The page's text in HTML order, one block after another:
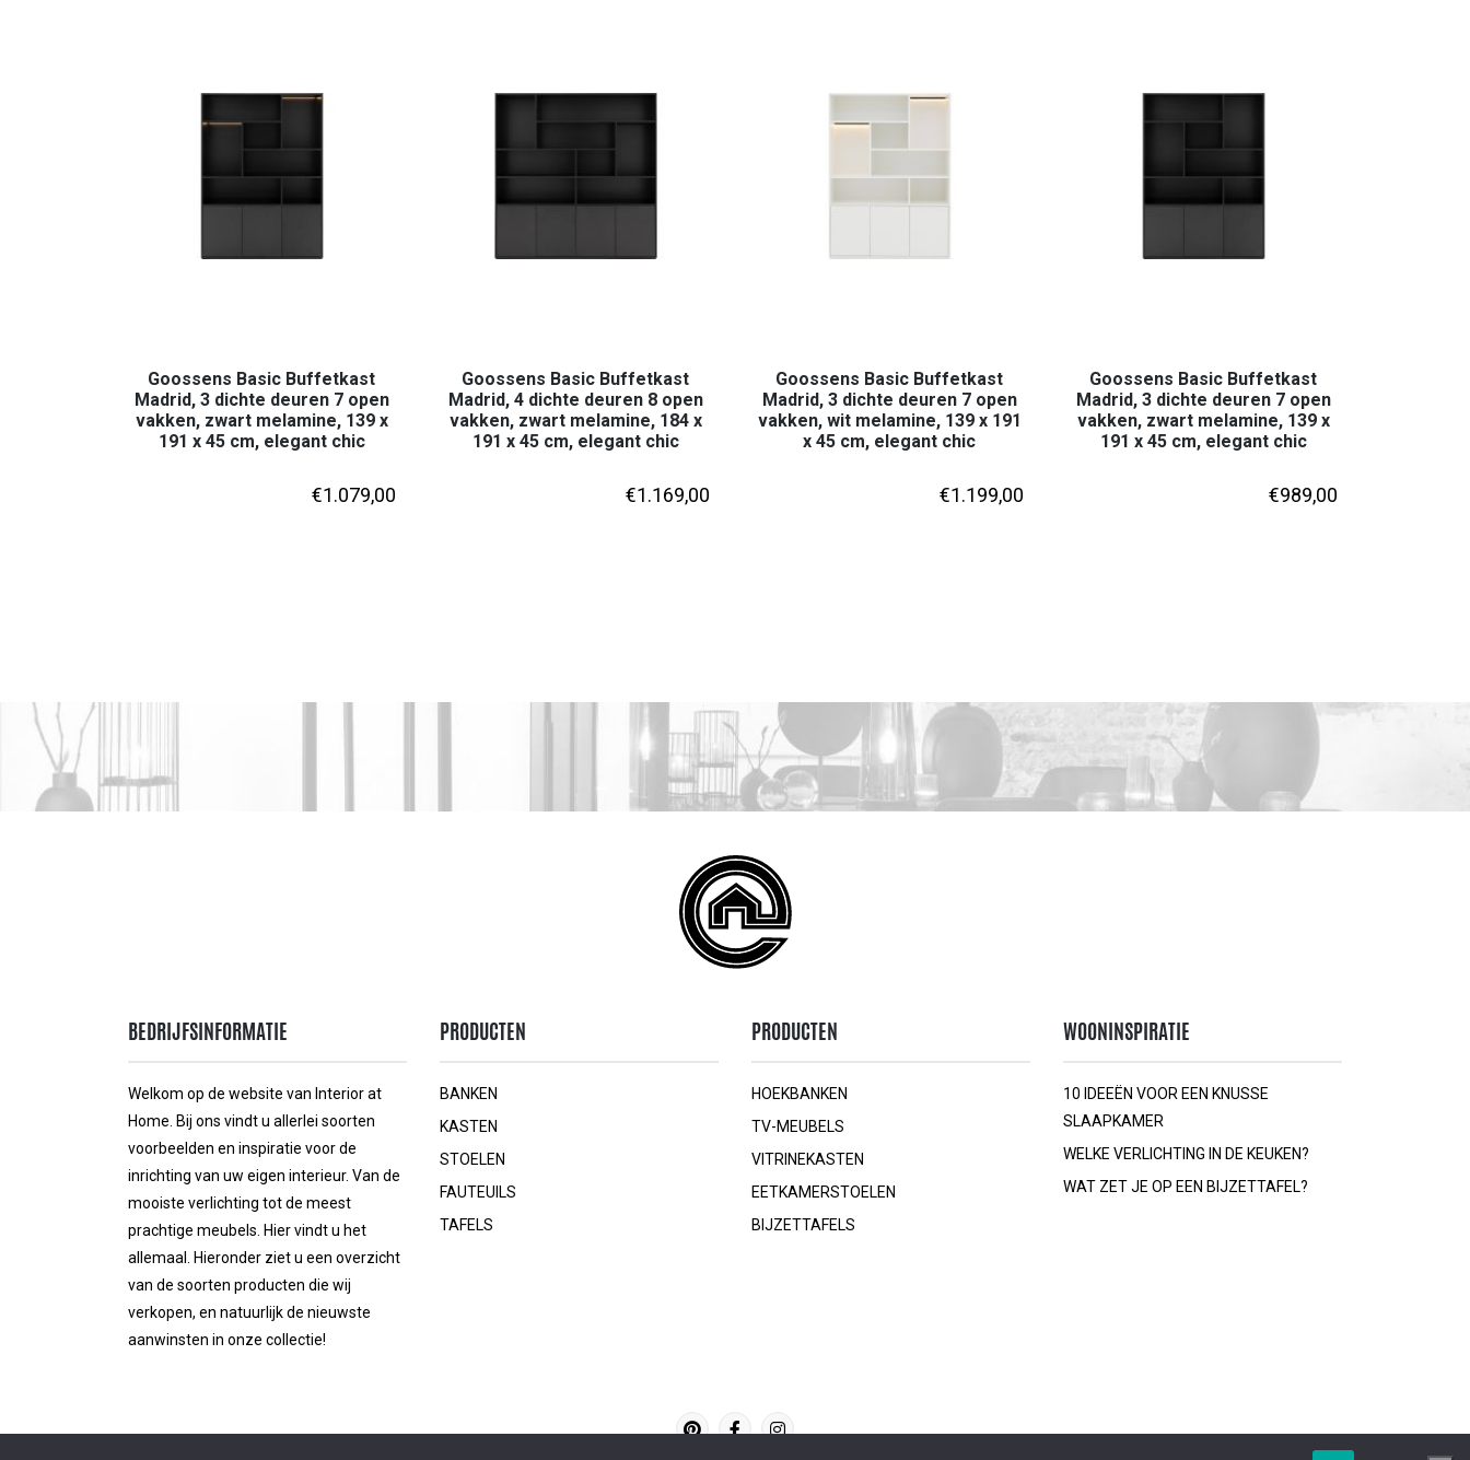
Goossens Basic Buffetkast
Madrid, 3 dichte deuren 7 open
vakken, zwart melamine, 139 x
191 x 45 cm, elegant chic
€1.079,00
Goossens Basic Buffetkast
Madrid, 4 dichte deuren 8 open
vakken, zwart melamine, 184 x
191 x 45 cm, elegant chic
€1.169,00
Goossens Basic Buffetkast
Madrid, 3 dichte deuren 7 open
vakken, wit melamine, 139 x 191
x 45 cm, elegant chic
€1.199,00
Goossens Basic Buffetkast
Madrid, 3 dichte deuren 7 open
vakken, zwart melamine, 139 x
191 x 45 cm, elegant chic
€989,00
BEDRIJFSINFORMATIE
Welkom op de website van Interior at
Home. Bij ons vindt u allerlei soorten
voorbeelden en inspiratie voor de
inrichting van uw eigen interieur. Van de
mooiste verlichting tot de meest
prachtige meubels. Hier vindt u het
allemaal. Hieronder ziet u een overzicht
van de soorten producten die wij
verkopen, en natuurlijk de nieuwste
aanwinsten in onze collectie!
PRODUCTEN
BANKEN
KASTEN
STOELEN
FAUTEUILS
TAFELS
PRODUCTEN
HOEKBANKEN
TV-MEUBELS
VITRINEKASTEN
EETKAMERSTOELEN
BIJZETTAFELS
WOONINSPIRATIE
10 IDEEËN VOOR EEN KNUSSE
SLAAPKAMER
WELKE VERLICHTING IN DE KEUKEN?
WAT ZET JE OP EEN BIJZETTAFEL?